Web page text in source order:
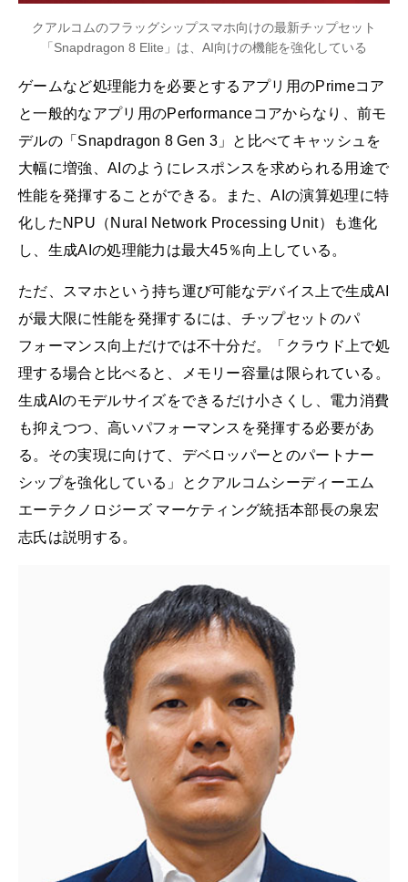
クアルコムのフラッグシップスマホ向けの最新チップセット
「Snapdragon 8 Elite」は、AI向けの機能を強化している
ゲームなど処理能力を必要とするアプリ用のPrimeコア
と一般的なアプリ用のPerformanceコアからなり、前モ
デルの「Snapdragon 8 Gen 3」と比べてキャッシュを
大幅に増強、AIのようにレスポンスを求められる用途で
性能を発揮することができる。また、AIの演算処理に特
化したNPU（Nural Network Processing Unit）も進化
し、生成AIの処理能力は最大45％向上している。
ただ、スマホという持ち運び可能なデバイス上で生成AI
が最大限に性能を発揮するには、チップセットのパ
フォーマンス向上だけでは不十分だ。「クラウド上で処
理する場合と比べると、メモリー容量は限られている。
生成AIのモデルサイズをできるだけ小さくし、電力消費
も抑えつつ、高いパフォーマンスを発揮する必要があ
る。その実現に向けて、デベロッパーとのパートナー
シップを強化している」とクアルコムシーディーエム
エーテクノロジーズ マーケティング統括本部長の泉宏
志氏は説明する。